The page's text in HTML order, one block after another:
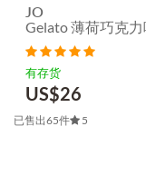
JO
Gelato 薄荷巧克
有存货
US$26
已售出65件 5